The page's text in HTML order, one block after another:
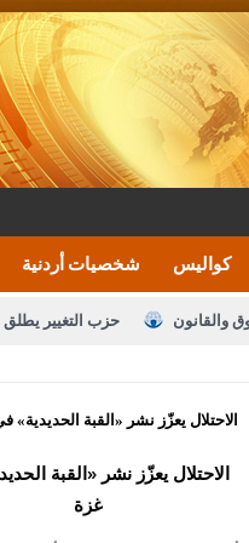
شخصيات أردنية كواليس
حزب التغيير يطلق والقانون
النواب مع الإعلام
القاضي محمود
الاحتلال يعزّز نشر «القبة
غزة